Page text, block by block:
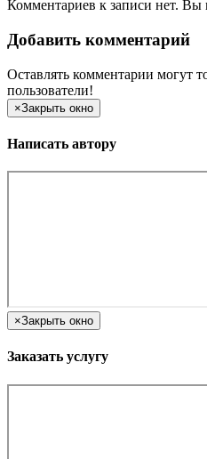
Комментариев к записи нет. Вы
Добавить комментарий
Оставлять комментарии могут
пользователи!
×Закрыть окно
Написать автору
×Закрыть окно
Заказать услугу